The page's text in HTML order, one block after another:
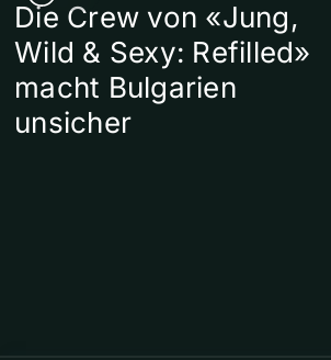
Die Crew von «Jung,
Wild & Sexy: Refilled»
macht Bulgarien
unsicher